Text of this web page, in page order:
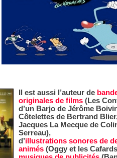
Il est aussi l’auteur de
originales de films (Les
d’un Barjo de Jérôme
Côtelettes de Bertrand
Jacques La Mecque de
Serreau),
d’illustrations sonores de
animés(Oggy et les